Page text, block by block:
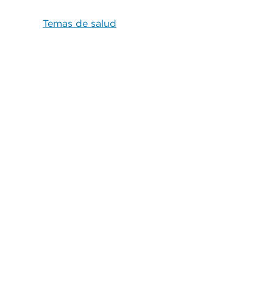
Temas de salud